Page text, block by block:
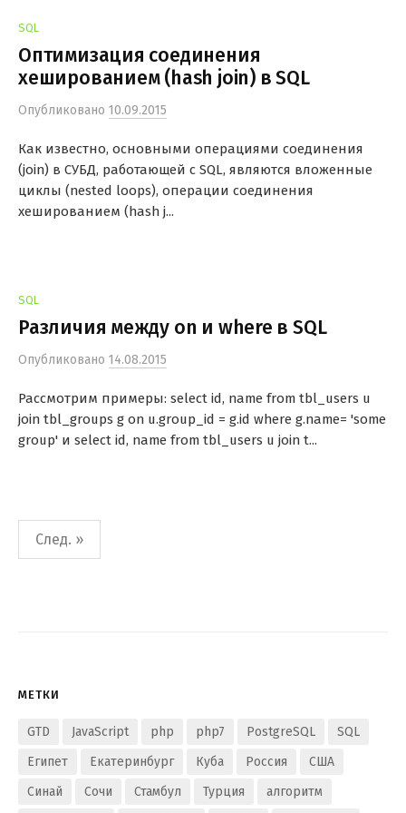
SQL
Оптимизация соединения
хешированием (hash join) в SQL
Опубликовано 10.09.2015
Как известно, основными операциями соединения
(join) в СУБД, работающей с SQL, являются вложенные
циклы (nested loops), операции соединения
хешированием (hash j...
SQL
Различия между on и where в SQL
Опубликовано 14.08.2015
Рассмотрим примеры: select id, name from tbl_users u
join tbl_groups g on u.group_id = g.id where g.name= 'some
group' и select id, name from tbl_users u join t...
Пагинация
записей
След. »
МЕТКИ
GTD JavaScript php php7 PostgreSQL
SQL
Египет
Екатеринбург Куба Россия
США
Синай
Сочи Стамбул Турция
алгоритм